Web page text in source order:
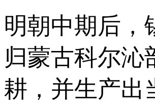
明朝中期后，
归蒙古科尔沁
耕，并生产出